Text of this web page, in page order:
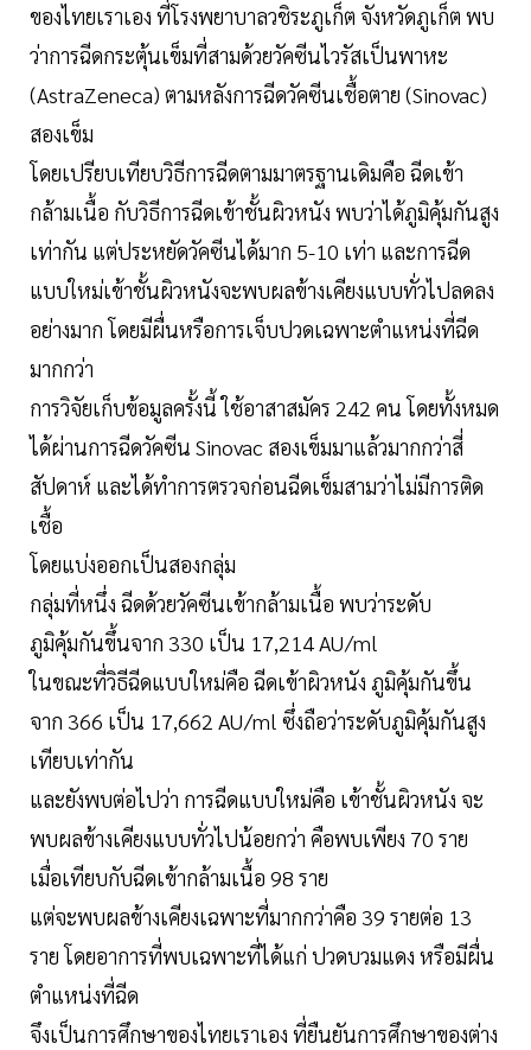
ของไทยเราเอง ที่โรงพยาบาลวชิระภูเก็ต จังหวัดภูเก็ต พบ
ว่าการฉีดกระตุ้นเข็มที่สามด้วยวัคซีนไวรัสเป็นพาหะ
(AstraZeneca) ตามหลังการฉีดวัคซีนเชื้อตาย (Sinovac)
สองเข็ม
โดยเปรียบเทียบวิธีการฉีดตามมาตรฐานเดิมคือ ฉีดเข้า
กล้ามเนื้อ กับวิธีการฉีดเข้าชั้นผิวหนัง พบว่าได้ภูมิคุ้มกันสูง
เท่ากัน แต่ประหยัดวัคซีนได้มาก 5-10 เท่า และการฉีด
แบบใหม่เข้าชั้นผิวหนังจะพบผลข้างเคียงแบบทั่วไปลดลง
อย่างมาก โดยมีผื่นหรือการเจ็บปวดเฉพาะตำแหน่งที่ฉีด
มากกว่า
การวิจัยเก็บข้อมูลครั้งนี้ ใช้อาสาสมัคร 242 คน โดยทั้งหมด
ได้ผ่านการฉีดวัคซีน Sinovac สองเข็มมาแล้วมากกว่าสี่
สัปดาห์ และได้ทำการตรวจก่อนฉีดเข็มสามว่าไม่มีการติด
เชื้อ
โดยแบ่งออกเป็นสองกลุ่ม
กลุ่มที่หนึ่ง ฉีดด้วยวัคซีนเข้ากล้ามเนื้อ พบว่าระดับ
ภูมิคุ้มกันขึ้นจาก 330 เป็น 17,214 AU/ml
ในขณะที่วิธีฉีดแบบใหม่คือ ฉีดเข้าผิวหนัง ภูมิคุ้มกันขึ้น
จาก 366 เป็น 17,662 AU/ml ซึ่งถือว่าระดับภูมิคุ้มกันสูง
เทียบเท่ากัน
และยังพบต่อไปว่า การฉีดแบบใหม่คือ เข้าชั้นผิวหนัง จะ
พบผลข้างเคียงแบบทั่วไปน้อยกว่า คือพบเพียง 70 ราย
เมื่อเทียบกับฉีดเข้ากล้ามเนื้อ 98 ราย
แต่จะพบผลข้างเคียงเฉพาะที่มากกว่าคือ 39 รายต่อ 13
ราย โดยอาการที่พบเฉพาะที่ได้แก่ ปวดบวมแดง หรือมีผื่น
ตำแหน่งที่ฉีด
จึงเป็นการศึกษาของไทยเราเอง ที่ยืนยันการศึกษาของต่าง